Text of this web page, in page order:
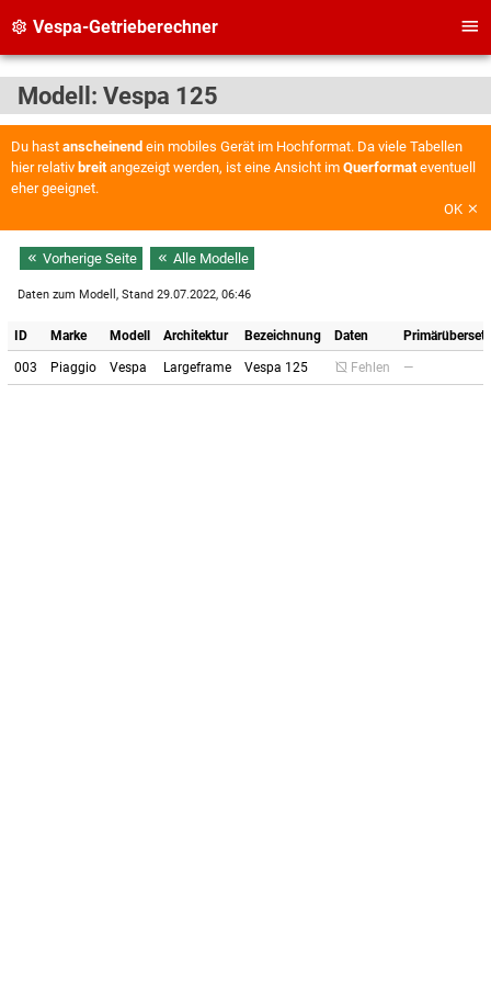
Vespa-Getrieberechner
Modell: Vespa 125
Du hast anscheinend ein mobiles Gerät im Hochformat. Da viele Tabellen
hier relativ breitangezeigt werden, ist eine Ansicht im Querformateventuell
eher geeignet.
OK
Vorherige Seite Alle Modelle
Daten zum Modell, Stand 29.07.2022, 06:46
ID Marke Modell Architektur Bezeichnung Daten
003 Piaggio Vespa Largeframe Vespa 125 Fehlen —